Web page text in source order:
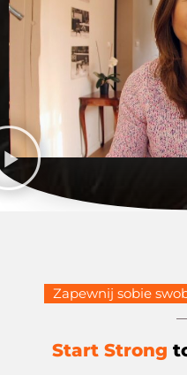
Zapewnij sobie
Start Strong